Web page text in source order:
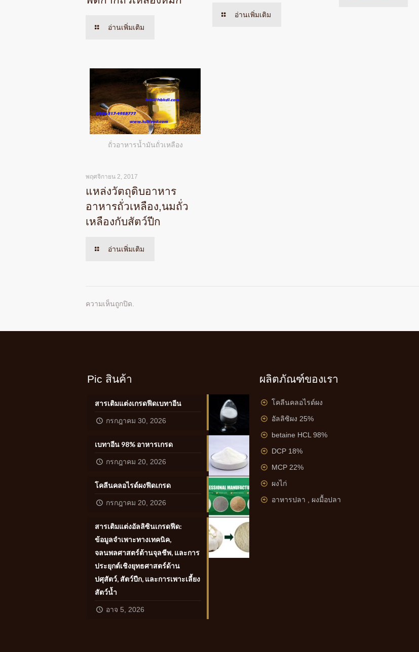
อ่านเพิ่มเติม
อ่านเพิ่มเติม
ถั่วอาหารน้ำมันถั่วเหลือง
พฤศจิกายน 2, 2017
แหล่งวัตถุดิบอาหาร
อาหารถั่วเหลือง,นมถั่ว
เหลืองกับสัตว์ปีก
อ่านเพิ่มเติม
ความเห็นถูกปิด.
Pic สินค้า
สารเติมแต่งเกรดฟีดเบทาอีน
กรกฎาคม 30, 2026
เบทาอีน 98% อาหารเกรด
กรกฎาคม 20, 2026
โคลีนคลอไรด์ผงฟีดเกรด
กรกฎาคม 20, 2026
สารเติมแต่งอัลลิซินเกรดฟีด:
ข้อมูลจำเพาะทางเทคนิค,
จลนพลศาสตร์ต้านจุลชีพ, และการ
ประยุกต์เชิงยุทธศาสตร์ด้าน
ปศุสัตว์, สัตว์ปีก, และการเพาะเลี้ยง
สัตว์น้ำ
อาจ 5, 2026
ผลิตภัณฑ์ของเรา
โคลีนคลอไรด์ผง
อัลลิซิผง 25%
betaine HCL 98%
DCP 18%
MCP 22%
ผงไก่
อาหารปลา , ผงมื้อปลา